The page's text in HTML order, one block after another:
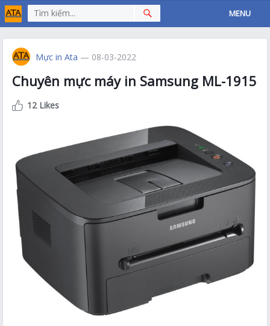
MENU
Mực in Ata — 08-03-2022
Chuyên mực máy in Samsung ML-1915
12 Likes